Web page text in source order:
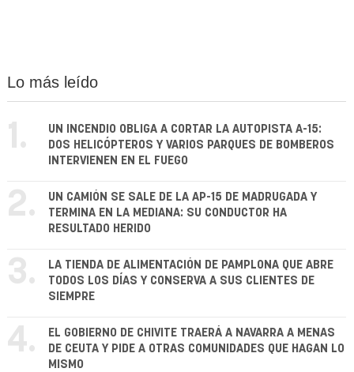
Lo más leído
1.
UN INCENDIO OBLIGA A CORTAR LA AUTOPISTA A-15:
DOS HELICÓPTEROS Y VARIOS PARQUES DE BOMBEROS
INTERVIENEN EN EL FUEGO
2.
UN CAMIÓN SE SALE DE LA AP-15 DE MADRUGADA Y
TERMINA EN LA MEDIANA: SU CONDUCTOR HA
RESULTADO HERIDO
3.
LA TIENDA DE ALIMENTACIÓN DE PAMPLONA QUE ABRE
TODOS LOS DÍAS Y CONSERVA A SUS CLIENTES DE
SIEMPRE
4.
EL GOBIERNO DE CHIVITE TRAERÁ A NAVARRA A MENAS
DE CEUTA Y PIDE A OTRAS COMUNIDADES QUE HAGAN LO
MISMO